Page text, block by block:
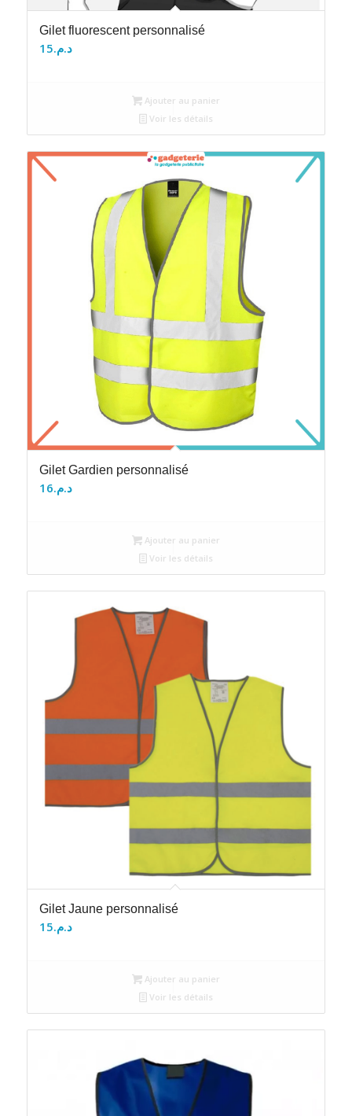
Gilet fluorescent personnalisé
د.م.15
Ajouter au panier
Voir les détails
Gilet Gardien personnalisé
د.م.16
Ajouter au panier
Voir les détails
Gilet Jaune personnalisé
د.م.15
Ajouter au panier
Voir les détails